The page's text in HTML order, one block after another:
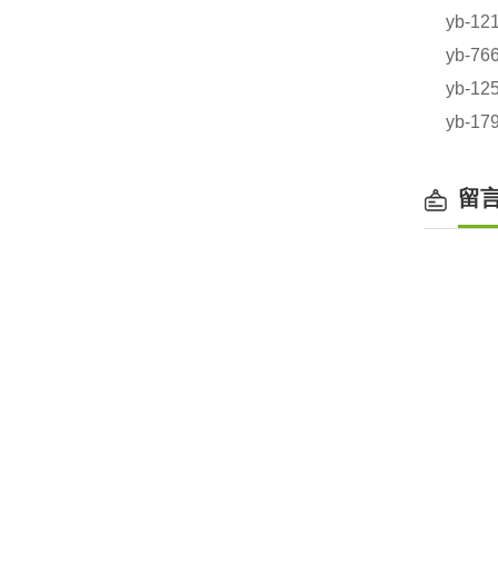
yb-
yb-
yb-
yb-
留